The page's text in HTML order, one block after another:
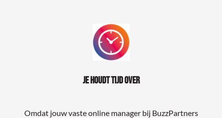
Je houdt tijd over
Omdat jouw vaste online manager bij BuzzPartners